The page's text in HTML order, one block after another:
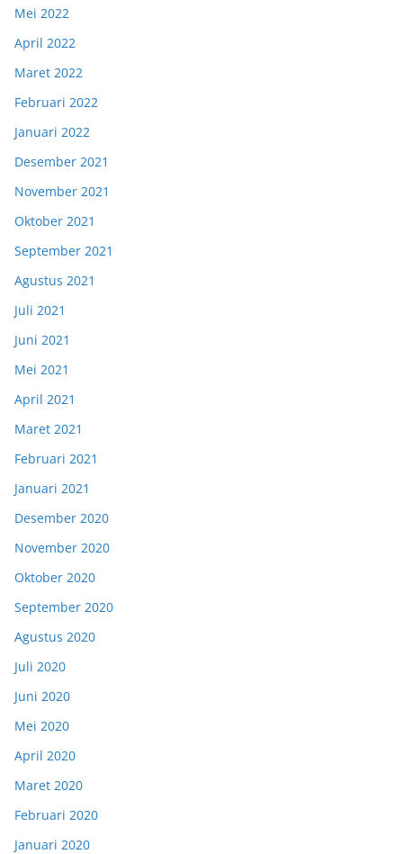
Mei 2022
April 2022
Maret 2022
Februari 2022
Januari 2022
Desember 2021
November 2021
Oktober 2021
September 2021
Agustus 2021
Juli 2021
Juni 2021
Mei 2021
April 2021
Maret 2021
Februari 2021
Januari 2021
Desember 2020
November 2020
Oktober 2020
September 2020
Agustus 2020
Juli 2020
Juni 2020
Mei 2020
April 2020
Maret 2020
Februari 2020
Januari 2020